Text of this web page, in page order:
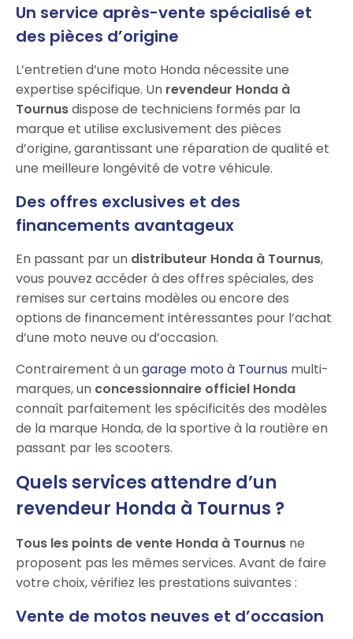
Un service après-vente spécialisé et
des pièces d’origine
L’entretien d’une moto Honda nécessite une
expertise spécifique. Un revendeur Honda à
Tournusdispose de techniciens formés par la
marque et utilise exclusivement des pièces
d’origine, garantissant une réparation de qualité et
une meilleure longévité de votre véhicule.
Des offres exclusives et des
financements avantageux
En passant par un distributeur Honda à Tournus,
vous pouvez accéder à des offres spéciales, des
remises sur certains modèles ou encore des
options de financement intéressantes pour l’achat
d’une moto neuve ou d’occasion.
Contrairement à ungarage moto à Tournus multi-
marques, un concessionnaire officiel Honda
connaît parfaitement les spécificités des modèles
de la marque Honda, de la sportive à la routière en
passant par les scooters.
Quels services attendre d’un
revendeur Honda à Tournus ?
Tous les points de vente Honda à Tournus ne
proposent pas les mêmes services. Avant de faire
votre choix, vérifiez les prestations suivantes :
Vente de motos neuves et d’occasion